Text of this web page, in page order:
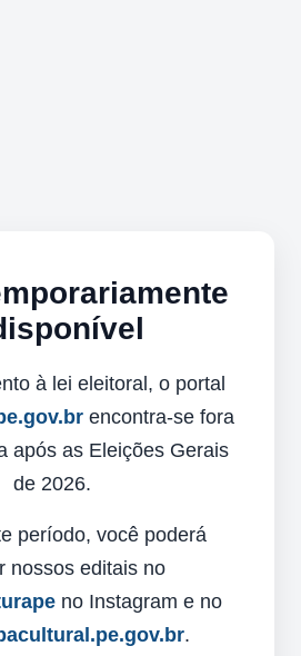
à lei eleitoral, o portal
encontra-se fora
após as Eleições Gerais
de 2026.
período, você poderá
nossos editais no
no Instagram e no
.